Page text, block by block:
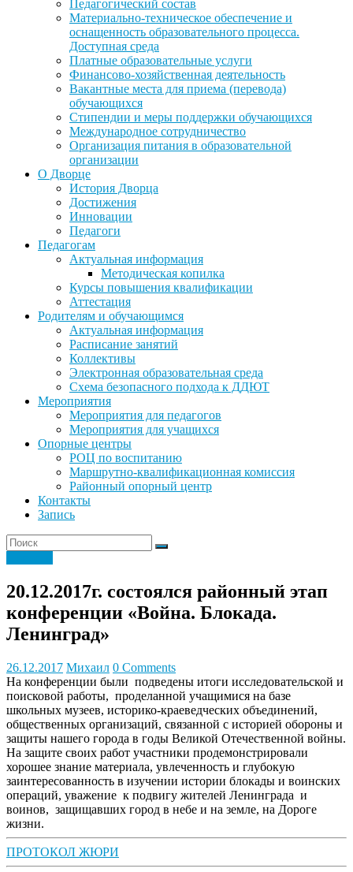
Педагогический состав
Материально-техническое обеспечение и
оснащенность образовательного процесса.
Доступная среда
Платные образовательные услуги
Финансово-хозяйственная деятельность
Вакантные места для приема (перевода)
обучающихся
Стипендии и меры поддержки обучающихся
Международное сотрудничество
Организация питания в образовательной
организации
О Дворце
История Дворца
Достижения
Инновации
Педагоги
Педагогам
Актуальная информация
Методическая копилка
Курсы повышения квалификации
Аттестация
Родителям и обучающимся
Актуальная информация
Расписание занятий
Коллективы
Электронная образовательная среда
Схема безопасного подхода к ДДЮТ
Мероприятия
Мероприятия для педагогов
Мероприятия для учащихся
Опорные центры
РОЦ по воспитанию
Маршрутно-квалификационная комиссия
Районный опорный центр
Контакты
Запись
20.12.2017г. состоялся районный этап
конференции «Война. Блокада.
Ленинград»
26.12.2017 Михаил 0 Comments
На конференции были подведены итоги исследовательской и
поисковой работы, проделанной учащимися на базе
школьных музеев, историко-краеведческих объединений,
общественных организаций, связанной с историей обороны и
защиты нашего города в годы Великой Отечественной войны.
На защите своих работ участники продемонстрировали
хорошее знание материала, увлеченность и глубокую
заинтересованность в изучении истории блокады и воинских
операций, уважение к подвигу жителей Ленинграда и
воинов, защищавших город в небе и на земле, на Дороге
жизни.
ПРОТОКОЛ ЖЮРИ